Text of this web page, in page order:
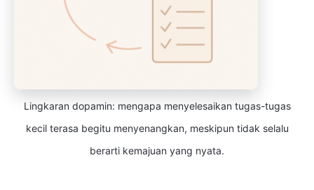
Lingkaran dopamin: mengapa menyelesaikan tugas-tugas
kecil terasa begitu menyenangkan, meskipun tidak selalu
berarti kemajuan yang nyata.